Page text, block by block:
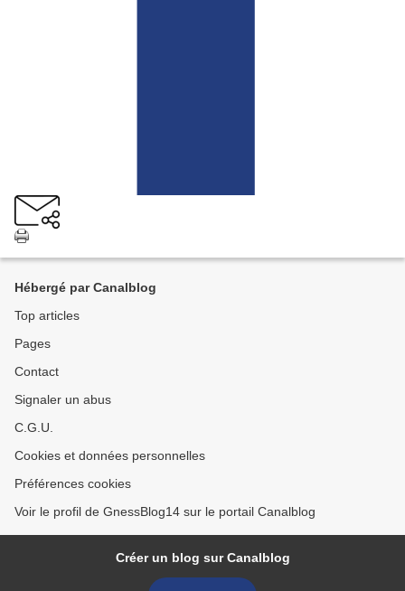
Hébergé par Canalblog
Top articles
Pages
Contact
Signaler un abus
C.G.U.
Cookies et données personnelles
Préférences cookies
Voir le profil de GnessBlog14 sur le portail Canalblog
Créer un blog sur Canalblog